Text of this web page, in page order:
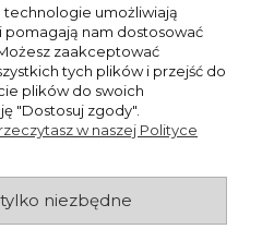
umożliwiają
pomagają nam dostosować
zaakceptować
tych plików i przejść do
plików do swoich
"Dostosuj zgody".
w naszej Polityce
niezbędne